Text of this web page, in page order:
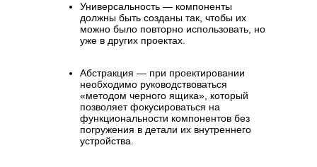
Универсальность — компоненты
должны быть созданы так, чтобы их
можно было повторно использовать, но
уже в других проектах.
Абстракция — при проектировании
необходимо руководствоваться
«методом черного ящика», который
позволяет фокусироваться на
функциональности компонентов без
погружения в детали их внутреннего
устройства.